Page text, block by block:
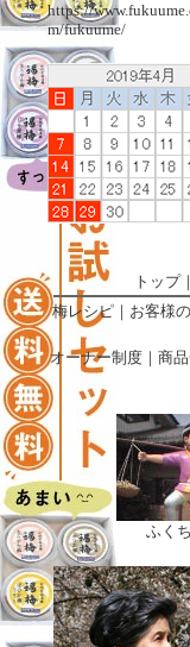
https://
m/fukuume/
トップ｜
梅レシピ ｜ お客様
オーナー制度｜ 商
ふく